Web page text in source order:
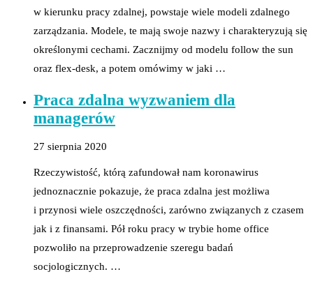
w kierunku pracy zdalnej, powstaje wiele modeli zdalnego
zarządzania. Modele, te mają swoje nazwy i charakteryzują się
określonymi cechami. Zacznijmy od modelu follow the sun
oraz flex-desk, a potem omówimy w jaki …
Praca zdalna wyzwaniem dla
managerów
27 sierpnia 2020
Rzeczywistość, którą zafundował nam koronawirus
jednoznacznie pokazuje, że praca zdalna jest możliwa
i przynosi wiele oszczędności, zarówno związanych z czasem
jak i z finansami. Pół roku pracy w trybie home office
pozwoliło na przeprowadzenie szeregu badań
socjologicznych. …